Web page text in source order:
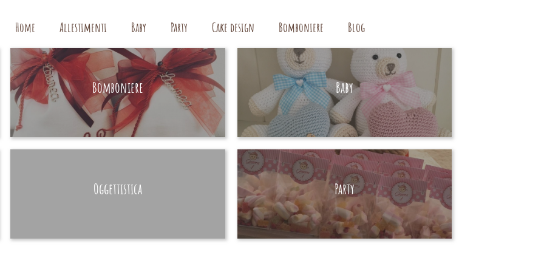
Home Allestimenti Baby Party Cake design Bomboniere Blog
Bomboniere
HAND MADE
Baby
HAND MADE
Oggettistica Party